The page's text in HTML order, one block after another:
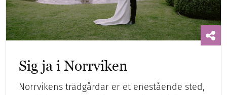
Sig ja i Norrviken
Norrvikens trädgårdar er et enestående sted,